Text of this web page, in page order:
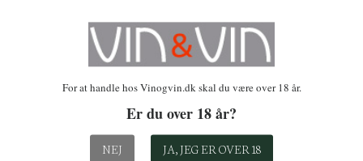
For at handle hos Vinogvin.dk skal du være over 18 år.
Er du over 18 år?
NEJ JA, JEG ER OVER 18
Bliv opdateret med de nyeste
tilbud og meget mere.
Navn